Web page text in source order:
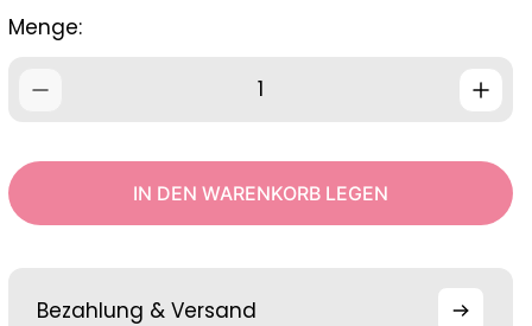
u
r
P
r
Menge:
IN DEN WARENKORB LEGEN
Bezahlung & Versand